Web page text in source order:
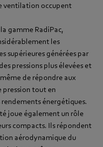
ventilation occupent
gamme RadiPac,
les
supérieures générées par
pressions plus élevées et
de répondre aux
pression tout en
énergétiques.
joue également un rôle
compacts. Ils répondent
aérodynamique du